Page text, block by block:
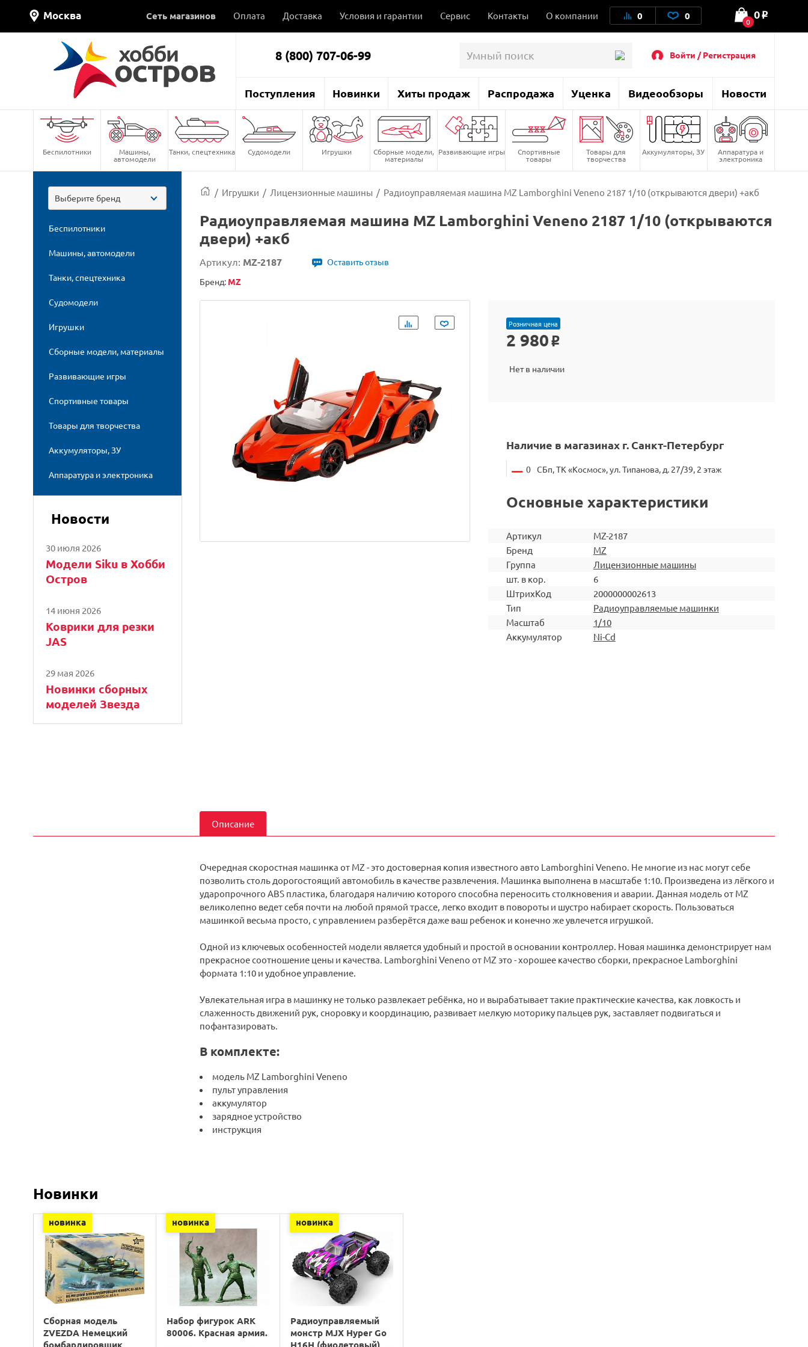
Москва Сеть магазинов Оплата Доставка Условия и гарантии Сервис Контакты О компании 0 0 0
0 o
8 (800) 707-06-99 Войти / Регистрация
Поступления Новинки Хиты продаж Распродажа Уценка Видеообзоры Новости
Беспилотники Машины,
автомодели
Танки, спецтехника Судомодели Игрушки Сборные модели,
материалы
Развивающие игры Спортивные
товары
Товары для
творчества
Аккумуляторы, ЗУ Аппаратура и
электроника
Выберите бренд
Беспилотники
Машины, автомодели
Танки, спецтехника
Судомодели
Игрушки
Сборные модели, материалы
Развивающие игры
Спортивные товары
Товары для творчества
Аккумуляторы, ЗУ
Аппаратура и электроника
Новости
30 июля 2026
Модели Siku в Хобби
Остров
14 июня 2026
Коврики для резки
JAS
29 мая 2026
Новинки сборных
моделей Звезда
/ Игрушки / Лицензионные машины / Радиоуправляемая машина MZ Lamborghini Veneno 2187 1/10 (открываются двери) +акб
Радиоуправляемая машина MZ Lamborghini Veneno 2187 1/10 (открываются
двери) +акб
Артикул: MZ-2187
Оставить отзыв
Бренд: MZ
Розничная цена
2 980 o
Нет в наличии
Наличие в магазинах г. Санкт-Петербург
0 СБп, ТК «Космос», ул. Типанова, д. 27/39, 2 этаж
Основные характеристики
Артикул
MZ-2187
Бренд
MZ
Группа
Лицензионные машины
шт. в кор.
6
ШтрихКод
2000000002613
Тип
Радиоуправляемые машинки
Масштаб
1/10
Аккумулятор
Ni-Cd
Описание
Очередная скоростная машинка от MZ - это достоверная копия известного авто Lamborghini Veneno. Не многие из нас могут себе
позволить столь дорогостоящий автомобиль в качестве развлечения. Машинка выполнена в масштабе 1:10. Произведена из лёгкого и
ударопрочного ABS пластика, благодаря наличию которого способна переносить столкновения и аварии. Данная модель от MZ
великолепно ведет себя почти на любой прямой трассе, легко входит в повороты и шустро набирает скорость. Пользоваться
машинкой весьма просто, с управлением разберётся даже ваш ребенок и конечно же увлечется игрушкой.
Одной из ключевых особенностей модели является удобный и простой в основании контроллер. Новая машинка демонстрирует нам
прекрасное соотношение цены и качества. Lamborghini Veneno от MZ это - хорошее качество сборки, прекрасное Lamborghini
формата 1:10 и удобное управление.
Увлекательная игра в машинку не только развлекает ребёнка, но и вырабатывает такие практические качества, как ловкость и
слаженность движений рук, сноровку и координацию, развивает мелкую моторику пальцев рук, заставляет подвигаться и
пофантазировать.
В комплекте:
модель MZ Lamborghini Veneno
пульт управления
аккумулятор
зарядное устройство
инструкция
Новинки
новинка
Сборная модель
ZVEZDA Немецкий
бомбардировщик
новинка
Набор фигурок ARK
80006. Красная армия.
новинка
Радиоуправляемый
монстр MJX Hyper Go
H16H (фиолетовый)